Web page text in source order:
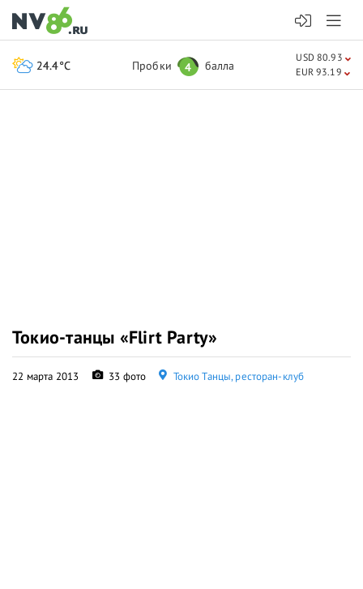
Токио-танцы «Flirt Party»
22 марта 2013 33 фото Токио Танцы, ресторан-клуб
24.4°C Пробки 4 балла
USD 80.93
EUR 93.19